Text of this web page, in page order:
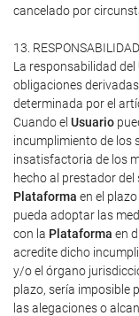
cancelado por
13. RESPONSABILIDAD
La responsabilidad del
obligaciones
determinada por el
Cuando el Usuario
incumplimiento de los
insatisfactoria de los
hecho al prestador
Plataforma en el
pueda adoptar las
con la Plataforma en
acredite dicho
y/o el órgano
plazo, sería imposible
las alegaciones o